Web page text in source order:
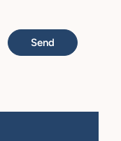
Send